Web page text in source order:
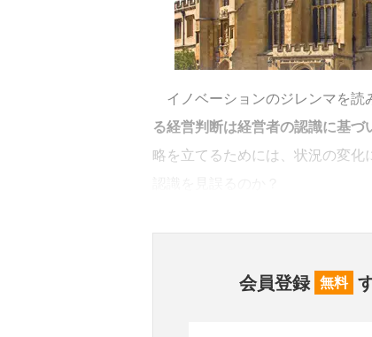
イノベーションのジレンマを読
る経営判断は経営者の認識に基づ
略を立てるためには、状況の変
会員登録 無料